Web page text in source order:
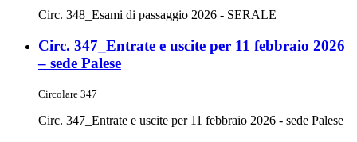
Circ. 348_Esami di passaggio 2026 - SERALE
Circ. 347_Entrate e uscite per 11 febbraio 2026
– sede Palese
Circolare 347
Circ. 347_Entrate e uscite per 11 febbraio 2026 - sede Palese